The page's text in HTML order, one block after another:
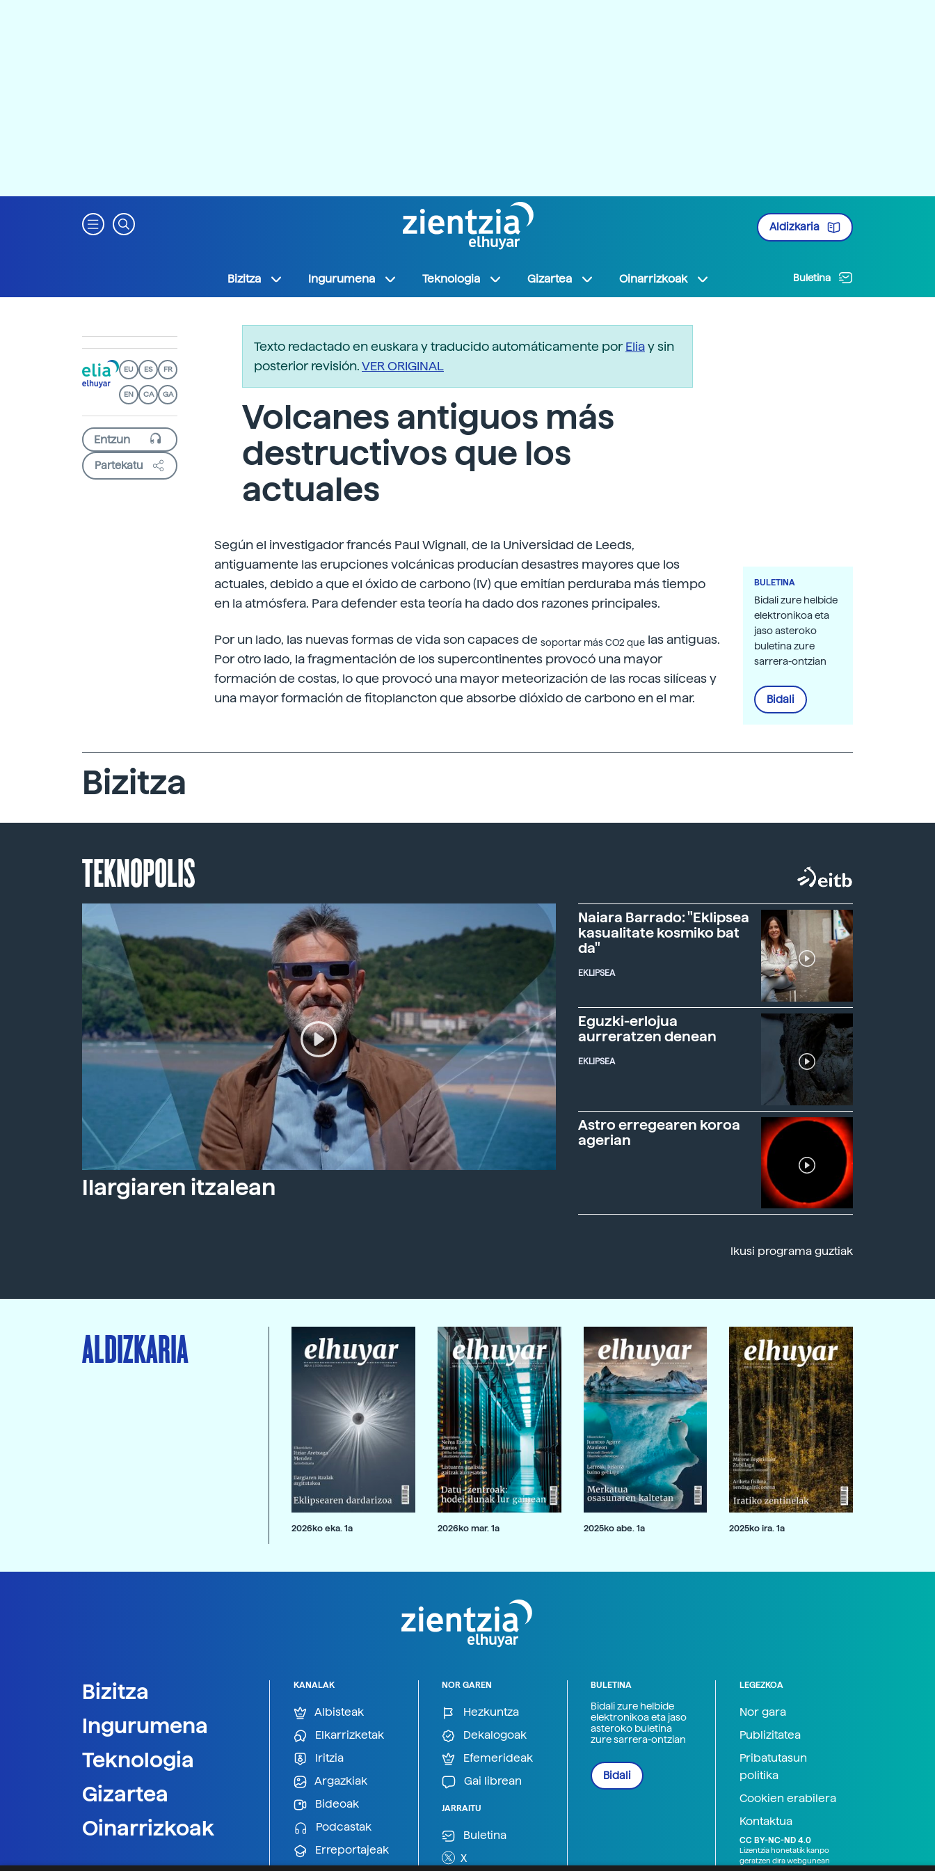
Aldizkaria
Bizitza Ingurumena Teknologia Gizartea Oinarrizkoak Buletina
EU ES FR
EN CA GA
Partekatu
Texto redactado en euskara y traducido automáticamente porEliay sin
posterior revisión.VER ORIGINAL
Volcanes antiguos más
destructivos que los
actuales
Según el investigador francés Paul Wignall, de la Universidad de Leeds,
antiguamente las erupciones volcánicas producían desastres mayores que los
actuales, debido a que el óxido de carbono (IV) que emitían perduraba más tiempo
en la atmósfera. Para defender esta teoría ha dado dos razones principales.
Por un lado, las nuevas formas de vida son capaces de soportar más CO2 que las antiguas.
Por otro lado, la fragmentación de los supercontinentes provocó una mayor
formación de costas, lo que provocó una mayor meteorización de las rocas silíceas y
una mayor formación de fitoplancton que absorbe dióxido de carbono en el mar.
BULETINA
Bidali zure helbide
elektronikoa eta
jaso asteroko
buletina zure
sarrera-ontzian
Bidali
Bizitza
TEKNOPOLIS
Ilargiaren itzalean
Naiara Barrado: "Eklipsea
kasualitate kosmiko bat
da"
EKLIPSEA
Eguzki-erlojua
aurreratzen denean
EKLIPSEA
Astro erregearen koroa
agerian
Ikusi programa guztiak
ALDIZKARIA
2026ko eka. 1a 2026ko mar. 1a 2025ko abe. 1a 2025ko ira. 1a
Bizitza
Ingurumena
Teknologia
Gizartea
Oinarrizkoak
KANALAK
Albisteak
Elkarrizketak
Iritzia
Argazkiak
Bideoak
Podcastak
Erreportajeak
NOR GAREN
Hezkuntza
Dekalogoak
Efemerideak
Gai librean
JARRAITU
Buletina
X
BULETINA
Bidali zure helbide
elektronikoa eta jaso
asteroko buletina
zure sarrera-ontzian
Bidali
LEGEZKOA
Nor gara
Publizitatea
Pribatutasun
politika
Cookien erabilera
Kontaktua
CC BY-NC-ND 4.0
Lizentzia honetatik kanpo
geratzen dira webgunean